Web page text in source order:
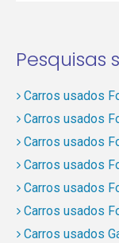
Pesquisas
Carros usados
Carros usados
Carros usados
Carros usados
Carros usados
Carros usados
Carros usados